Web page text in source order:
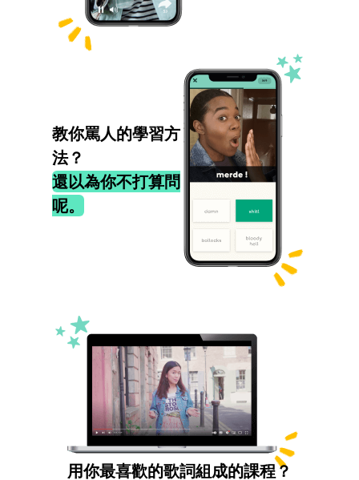
教你罵人的學習方
法？
還以為你不打算問
呢。
用你最喜歡的歌詞組成的課程？